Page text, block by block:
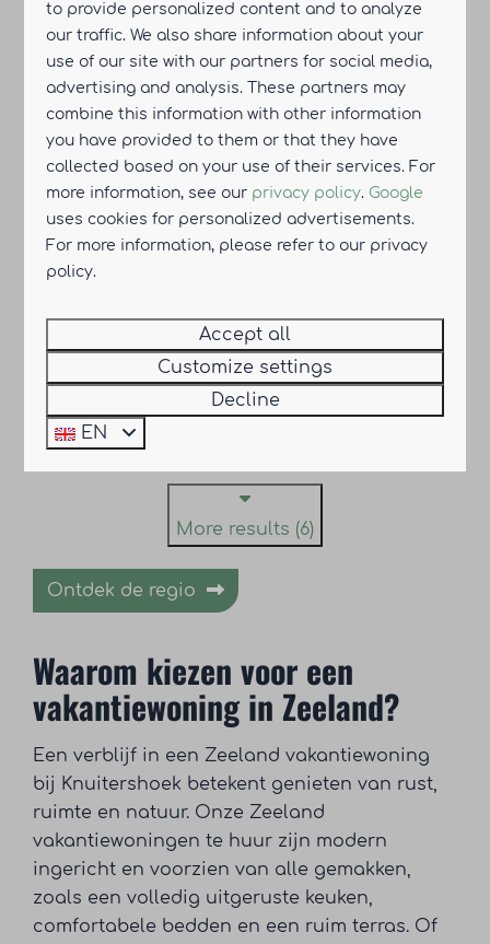
8
From
€446
2 people
Hofvilla Comfort Family-Friendly |
8 pers.
Resort Knuitershoek, Ossenisse
8
3 2
Yes
Luxurious modern amenities
Spacious plot 715m²
Unique Zeeland architecture
View
More results (6)
Ontdek de regio
Waarom kiezen voor een
vakantiewoning in Zeeland?
Een verblijf in een Zeeland vakantiewoning
bij Knuitershoek betekent genieten van rust,
ruimte en natuur. Onze Zeeland
vakantiewoningen te huur zijn modern
ingericht en voorzien van alle gemakken,
zoals een volledig uitgeruste keuken,
comfortabele bedden en een ruim terras. Of
to provide personalized content and to analyze
our traffic. We also share information about your
use of our site with our partners for social media,
advertising and analysis. These partners may
combine this information with other information
you have provided to them or that they have
collected based on your use of their services. For
more information, see our privacy policy. Google
uses cookies for personalized advertisements.
For more information, please refer to our privacy
policy.
Accept all
Customize settings
Decline
EN